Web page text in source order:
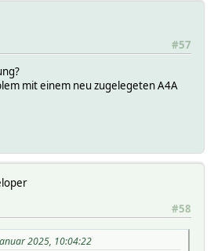
#57
mit einem neu zugelegeten A4A
#58
2025, 10:04:22